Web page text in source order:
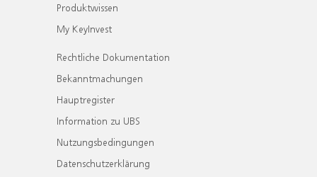
Produktwissen
My KeyInvest
Rechtliche Dokumentation
Bekanntmachungen
Hauptregister
Information zu UBS
Nutzungsbedingungen
Datenschutzerklärung